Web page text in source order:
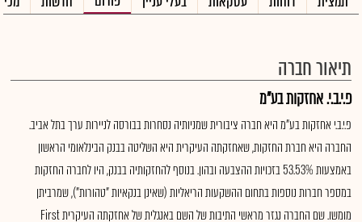
תיאור חברה
פ.י.ב.י. אחזקות בע"מ
פ.י.ב.י אחזקות בע"מ היא חברה ציבורית שמניותיה נסחרות בבורסה לניירות ערך בתל אביב.
החברה היא חברת החזקות, שאחזקתה העיקרית היא השליטה בבנק הבינלאומי הראשון
באמצעות 53.53% בזכויות ההצבעה ובהון. בנוסף להחזקותיה בבנק, היו לחברה החזקות
במספר חברות נוספות בתחום ההשקעות הריאליות (שאינן בנקאיות "טהורות"), שמרביתן
מומשו. שם החברה נגזר מראשי התיבות של השם באנגלית של אחזקתה העיקרית First